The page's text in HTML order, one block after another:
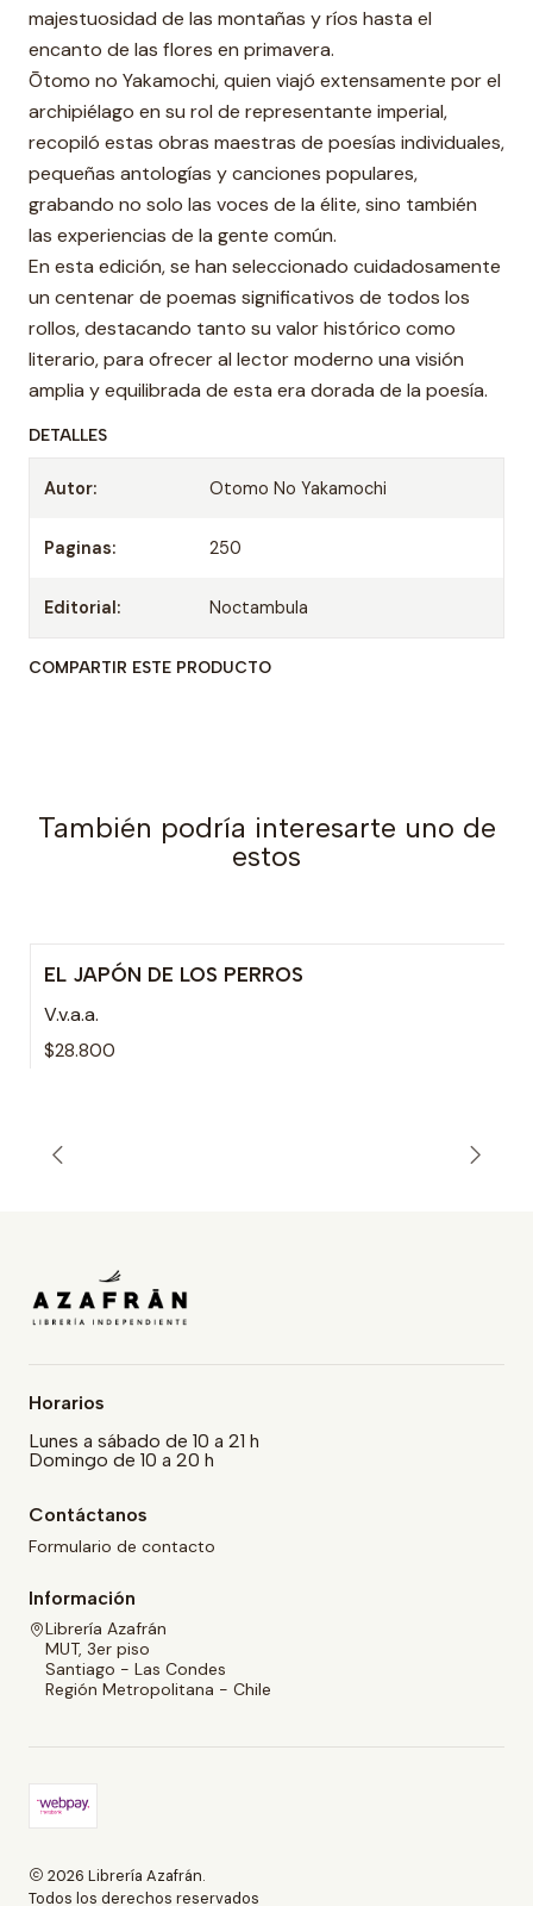
majestuosidad de las montañas y ríos hasta el
encanto de las flores en primavera.
Ōtomo no Yakamochi, quien viajó extensamente por el
archipiélago en su rol de representante imperial,
recopiló estas obras maestras de poesías individuales,
pequeñas antologías y canciones populares,
grabando no solo las voces de la élite, sino también
las experiencias de la gente común.
En esta edición, se han seleccionado cuidadosamente
un centenar de poemas significativos de todos los
rollos, destacando tanto su valor histórico como
literario, para ofrecer al lector moderno una visión
amplia y equilibrada de esta era dorada de la poesía.
DETALLES
Autor: Otomo No Yakamochi
Paginas: 250
Editorial: Noctambula
COMPARTIR ESTE PRODUCTO
También podría interesarte uno de
estos
EL JAPÓN DE LOS PERROS
V.v.a.a.
$28.800
Horarios
Lunes a sábado de 10 a 21 h
Domingo de 10 a 20 h
Contáctanos
Formulario de contacto
Información
Librería Azafrán
MUT, 3er piso
Santiago - Las Condes
Región Metropolitana - Chile
2026 Librería Azafrán.
Todos los derechos reservados